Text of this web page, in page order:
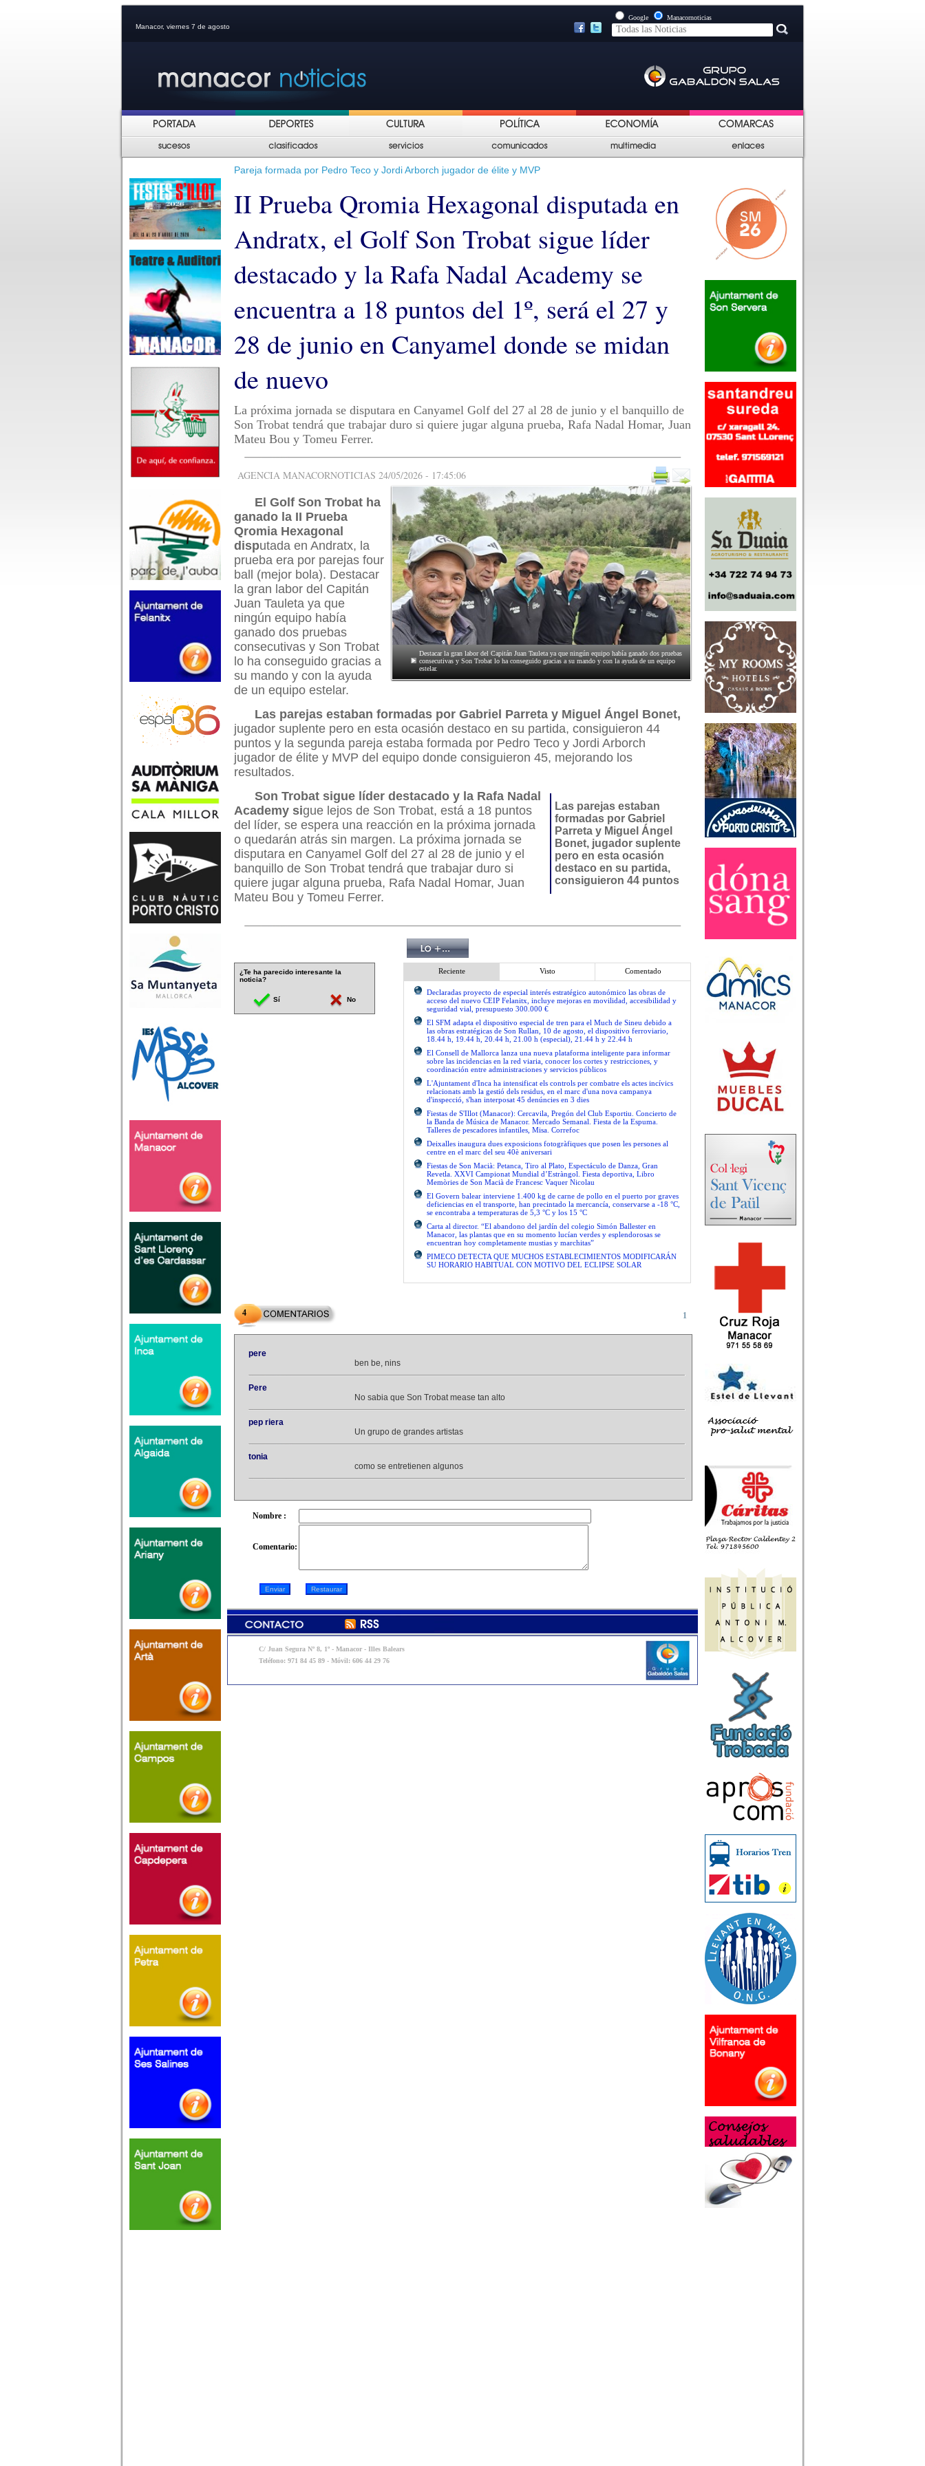
Manacor, viernes 7 de agosto
Google Manacornoticias
Pareja formada por Pedro Teco y Jordi Arborch jugador de élite y MVP
II Prueba Qromia Hexagonal disputada en
Andratx, el Golf Son Trobat sigue líder
destacado y la Rafa Nadal Academy se
encuentra a 18 puntos del 1º, será el 27 y
28 de junio en Canyamel donde se midan
de nuevo
La próxima jornada se disputara en Canyamel Golf del 27 al 28 de junio y el banquillo de
Son Trobat tendrá que trabajar duro si quiere jugar alguna prueba, Rafa Nadal Homar, Juan
Mateu Bou y Tomeu Ferrer.
AGENCIA MANACORNOTICIAS 24/05/2026 - 17:45:06
Destacar la gran labor del Capitán Juan Tauleta ya que ningún equipo había ganado dos pruebas
consecutivas y Son Trobat lo ha conseguido gracias a su mando y con la ayuda de un equipo
estelar.
El Golf Son Trobat ha
ganado la II Prueba
Qromia Hexagonal
disputada en Andratx, la
prueba era por parejas four
ball (mejor bola). Destacar
la gran labor del Capitán
Juan Tauleta ya que
ningún equipo había
ganado dos pruebas
consecutivas y Son Trobat
lo ha conseguido gracias a
su mando y con la ayuda
de un equipo estelar.
Las parejas estaban formadas por Gabriel Parreta y Miguel Ángel Bonet,
jugador suplente pero en esta ocasión destaco en su partida, consiguieron 44
puntos y la segunda pareja estaba formada por Pedro Teco y Jordi Arborch
jugador de élite y MVP del equipo donde consiguieron 45, mejorando los
resultados.
Las parejas estaban
formadas por Gabriel
Parreta y Miguel Ángel
Bonet, jugador suplente
pero en esta ocasión
destaco en su partida,
consiguieron 44 puntos
Son Trobat sigue líder destacado y la Rafa Nadal
Academy sigue lejos de Son Trobat, está a 18 puntos
del líder, se espera una reacción en la próxima jornada
o quedarán atrás sin margen. La próxima jornada se
disputara en Canyamel Golf del 27 al 28 de junio y el
banquillo de Son Trobat tendrá que trabajar duro si
quiere jugar alguna prueba, Rafa Nadal Homar, Juan
Mateu Bou y Tomeu Ferrer.
¿Te ha parecido interesante la
noticia?
Sí No
Reciente Visto Comentado
Declaradas proyecto de especial interés estratégico autonómico las obras de
acceso del nuevo CEIP Felanitx, incluye mejoras en movilidad, accesibilidad y
seguridad vial, presupuesto 300.000 €
El SFM adapta el dispositivo especial de tren para el Much de Sineu debido a
las obras estratégicas de Son Rullan, 10 de agosto, el dispositivo ferroviario,
18.44 h, 19.44 h, 20.44 h, 21.00 h (especial), 21.44 h y 22.44 h
El Consell de Mallorca lanza una nueva plataforma inteligente para informar
sobre las incidencias en la red viaria, conocer los cortes y restricciones, y
coordinación entre administraciones y servicios públicos
L'Ajuntament d'Inca ha intensificat els controls per combatre els actes incívics
relacionats amb la gestió dels residus, en el marc d'una nova campanya
d'inspecció, s'han interposat 45 denúncies en 3 dies
Fiestas de S'Illot (Manacor): Cercavila, Pregón del Club Esportiu. Concierto de
la Banda de Música de Manacor. Mercado Semanal. Fiesta de la Espuma.
Talleres de pescadores infantiles, Misa. Correfoc
Deixalles inaugura dues exposicions fotogràfiques que posen les persones al
centre en el marc del seu 40è aniversari
Fiestas de Son Macià: Petanca, Tiro al Plato, Espectáculo de Danza, Gran
Revetla. XXVI Campionat Mundial d’Estràngol. Fiesta deportiva, Libro
Memòries de Son Macià de Francesc Vaquer Nicolau
El Govern balear interviene 1.400 kg de carne de pollo en el puerto por graves
deficiencias en el transporte, han precintado la mercancía, conservarse a -18 °C,
se encontraba a temperaturas de 5,3 °C y los 15 °C
Carta al director. “El abandono del jardín del colegio Simón Ballester en
Manacor, las plantas que en su momento lucían verdes y esplendorosas se
encuentran hoy completamente mustias y marchitas”
PIMECO DETECTA QUE MUCHOS ESTABLECIMIENTOS MODIFICARÁN
SU HORARIO HABITUAL CON MOTIVO DEL ECLIPSE SOLAR
4 1
pere
ben be, nins
Pere
No sabia que Son Trobat mease tan alto
pep riera
Un grupo de grandes artistas
tonia
como se entretienen algunos
Nombre :
Comentario:
C/ Juan Segura Nº 8, 1º - Manacor - Illes Balears
Teléfono: 971 84 45 89 - Móvil: 606 44 29 76